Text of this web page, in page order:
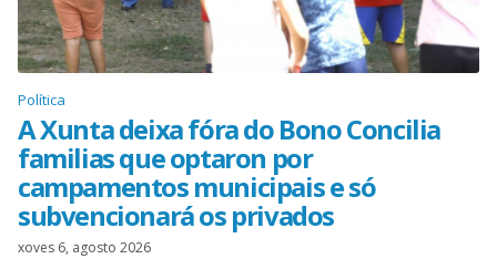
Política
A Xunta deixa fóra do Bono Concilia
familias que optaron por
campamentos municipais e só
subvencionará os privados
xoves 6, agosto 2026